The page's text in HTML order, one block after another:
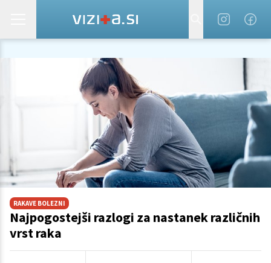
RAKAVE BOLEZNI
Najpogostejši razlogi za nastanek različnih
vrst raka